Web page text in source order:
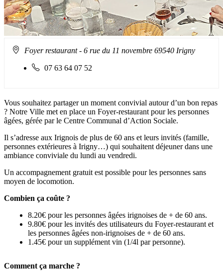
AdresseFoyer restaurant- 6 rue du 11 novembre 69540 Irigny
Téléphone
07 63 64 07 52
Vous souhaitez partager un moment convivial autour d’un bon repas
? Notre Ville met en place un Foyer-restaurant pour les personnes
âgées, gérée par le Centre Communal d’Action Sociale.
Il s’adresse aux Irignois de plus de 60 ans et leurs invités (famille,
personnes extérieures à Irigny…) qui souhaitent déjeuner dans une
ambiance conviviale du lundi au vendredi.
Un accompagnement gratuit est possible pour les personnes sans
moyen de locomotion.
Combien ça coûte ?
8.20€ pour les personnes âgées irignoises de + de 60 ans.
9.80€ pour les invités des utilisateurs du Foyer-restaurant et
les personnes âgées non-irignoises de + de 60 ans.
1.45€ pour un supplément vin (1/4l par personne).
Comment ça marche ?